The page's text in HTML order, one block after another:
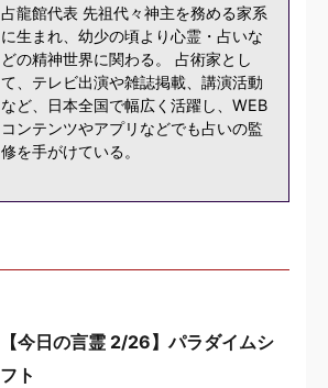
占龍館代表 先祖代々神主を務める家系
に生まれ、幼少の頃より心霊・占いな
どの精神世界に関わる。 占術家とし
て、テレビ出演や雑誌掲載、講演活動
など、日本全国で幅広く活躍し、WEB
コンテンツやアプリなどでも占いの監
修を手がけている。
【今日の言霊 2/26】パラダイムシ
フト